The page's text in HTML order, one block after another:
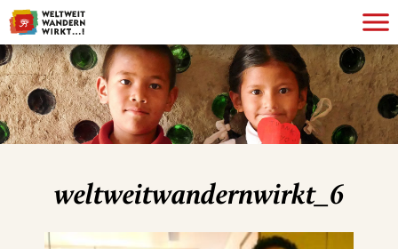
weltweitwandernwirkt_6